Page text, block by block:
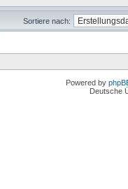
Sortiere nach:
Powered by
Deutsche